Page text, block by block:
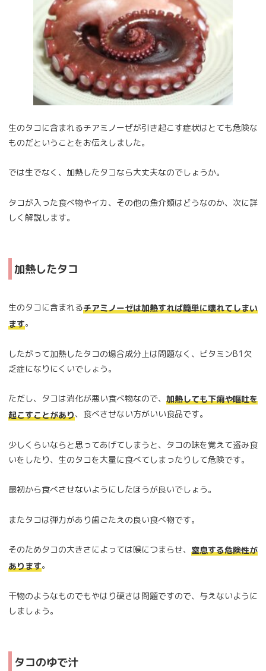
生のタコに含まれるチアミノーぜが引き起こす症状はとても危険な
ものだということをお伝えしました。
では生でなく、加熱したタコなら大丈夫なのでしょうか。
タコが入った食べ物やイカ、その他の魚介類はどうなのか、次に詳
しく解説します。
加熱したタコ
生のタコに含まれるチアミノーゼは加熱すれば簡単に壊れてしまい
ます。
したがって加熱したタコの場合成分上は問題なく、ビタミンB1欠
乏症になりにくいでしょう。
ただし、タコは消化が悪い食べ物なので、 加熱しても下痢や嘔吐を
起こすことがあり、食べさせない方がいい食品です。
少しくらいならと思ってあげてしまうと、タコの味を覚えて盗み食
いをしたり、生のタコを大量に食べてしまったりして危険です。
最初から食べさせないようにしたほうが良いでしょう。
またタコは弾力があり歯ごたえの良い食べ物です。
そのためタコの大きさによっては喉につまらせ、 窒息する危険性が
あります。
干物のようなものでもやはり硬さは問題ですので、与えないように
しましょう。
タコのゆで汁